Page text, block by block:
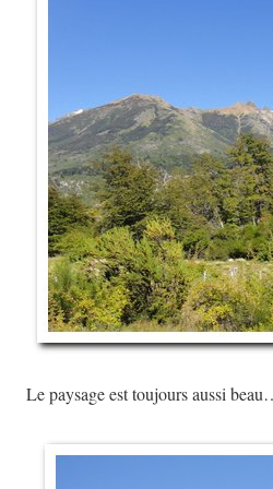
Le paysage est toujours aussi